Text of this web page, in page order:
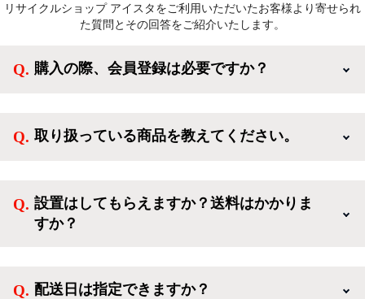
リサイクルショップ アイスタをご利用いただいたお客様より寄せられ
た質問とその回答をご紹介いたします。
購入の際、会員登録は必要ですか？
方、登録しなくてもカートに商品を入れた後、ログイ
取り扱っている商品を教えてください。
活を応援するような家電セットから、季節・空調家
電、調理家電、生活家電まで、幅広く中古家電を取り
設置はしてもらえますか？送料はかかりま
すか？
神奈川・千葉)において自社配送を選択いただくこと
配送日は指定できますか？